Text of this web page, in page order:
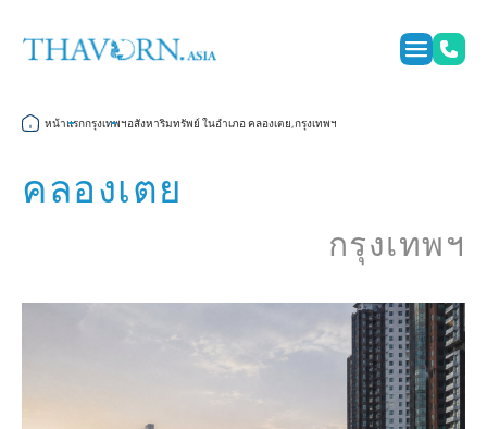
หน้าแรกกรุงเทพฯอสังหาริมทรัพย์ ในอำเภอ คลองเตย, กรุงเทพฯ
คลองเตย
กรุงเทพฯ